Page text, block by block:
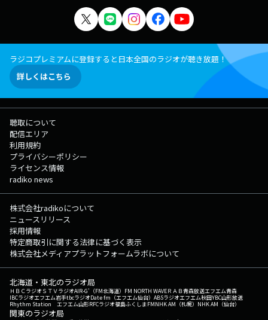
ラジコプレミアムに登録すると日本全国のラジオが聴き放題！
詳しくはこちら
聴取について
配信エリア
利用規約
プライバシーポリシー
ライセンス情報
radiko news
株式会社radikoについて
ニュースリリース
採用情報
特定商取引に関する法律に基づく表示
株式会社メディアプラットフォームラボについて
北海道・東北のラジオ局
ＨＢＣラジオＳＴＶラジオAIR-G'（FM北海道） FM NORTH WAVEＲＡＢ青森放送エフエム青森
IBCラジオエフエム岩手tbcラジオDate fm（エフエム仙台） ABSラジオエフエム秋田YBC山形放送
Rhythm Station エフエム山形RFCラジオ福島ふくしまFMNHK AM（札幌） NHK AM（仙台）
関東のラジオ局